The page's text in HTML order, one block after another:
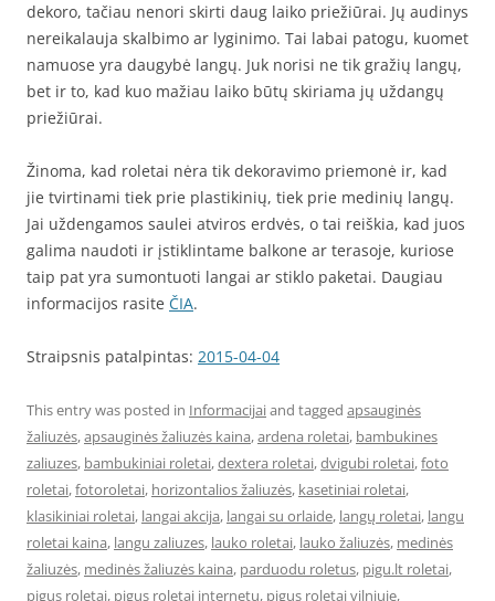
dekoro, tačiau nenori skirti daug laiko priežiūrai. Jų audinys
nereikalauja skalbimo ar lyginimo. Tai labai patogu, kuomet
namuose yra daugybė langų. Juk norisi ne tik gražių langų,
bet ir to, kad kuo mažiau laiko būtų skiriama jų uždangų
priežiūrai.
Žinoma, kad roletai nėra tik dekoravimo priemonė ir, kad
jie tvirtinami tiek prie plastikinių, tiek prie medinių langų.
Jai uždengamos saulei atviros erdvės, o tai reiškia, kad juos
galima naudoti ir įstiklintame balkone ar terasoje, kuriose
taip pat yra sumontuoti langai ar stiklo paketai. Daugiau
informacijos rasite ČIA.
Straipsnis patalpintas: 2015-04-04
This entry was posted in Informacijaiand tagged apsauginės
žaliuzės,apsauginės žaliuzės kaina,ardena roletai, bambukines
zaliuzes, bambukiniai roletai,dextera roletai,dvigubi roletai,foto
roletai,fotoroletai, horizontalios žaliuzės, kasetiniai roletai,
klasikiniai roletai, langai akcija, langai su orlaide, langų roletai, langu
roletai kaina, langu zaliuzes, lauko roletai, lauko žaliuzės, medinės
žaliuzės, medinės žaliuzės kaina, parduodu roletus, pigu.lt roletai,
pigus roletai, pigus roletai internetu, pigus roletai vilniuje,